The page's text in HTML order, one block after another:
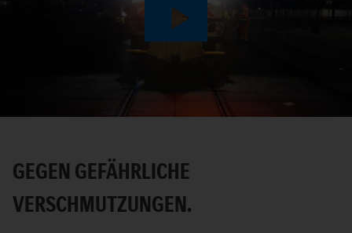
Play
GEGEN GEFÄHRLICHE
VERSCHMUTZUNGEN.